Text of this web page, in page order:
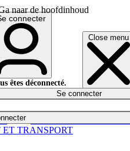
naar de hoofdinhoud
Close menu
connecter
êtes déconnecté.
Se connecter
TRANSPORT